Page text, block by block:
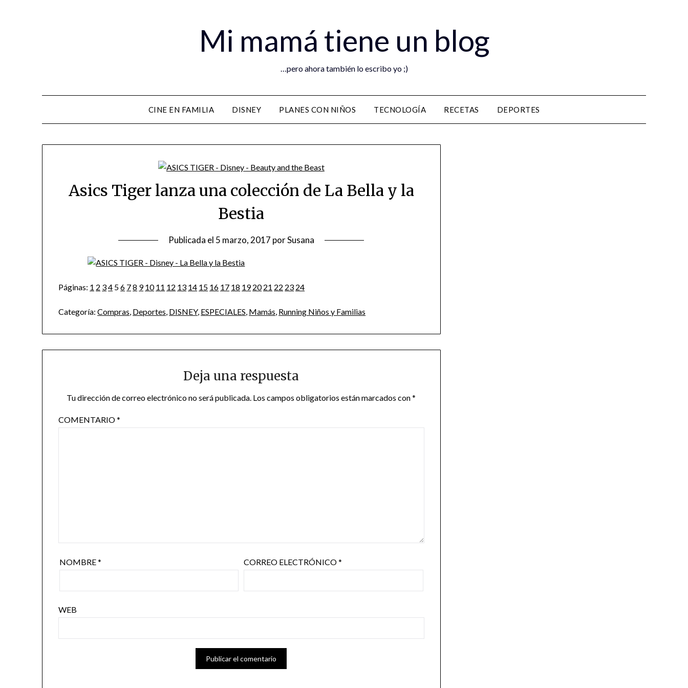
Mi mamá tiene un blog
…pero ahora también lo escribo yo ;)
CINE EN FAMILIA DISNEY PLANES CON NIÑOS TECNOLOGÍA RECETAS DEPORTES
Asics Tiger lanza una colección de La Bella y la
Bestia
Publicada el 5 marzo, 2017 porSusana
Páginas: 1 2 34 56 78 9 10 11 12 13 14 15 16 17 18 19 20 21 22 23 24
Categoría: Compras, Deportes, DISNEY, ESPECIALES, Mamás, Running Niños y Familias
Deja una respuesta
Tu dirección de correo electrónico no será publicada. Los campos obligatorios están marcados con*
COMENTARIO*
NOMBRE* CORREO ELECTRÓNICO*
WEB